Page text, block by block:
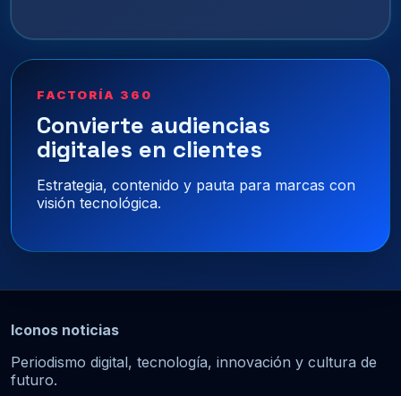
FACTORÍA 360
Convierte audiencias
digitales en clientes
Estrategia, contenido y pauta para marcas con
visión tecnológica.
Iconos noticias
Periodismo digital, tecnología, innovación y cultura de
futuro.